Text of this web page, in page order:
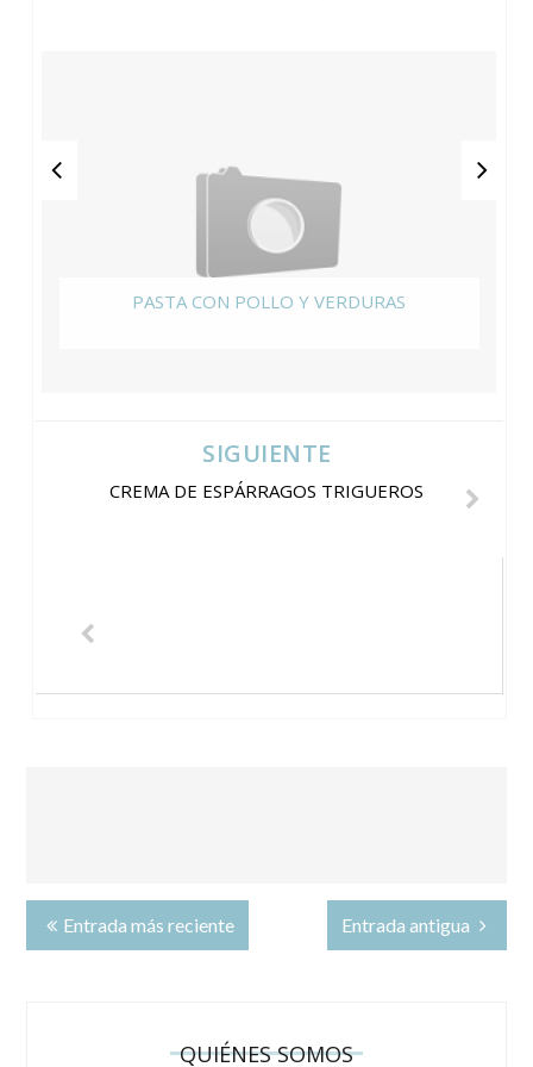
PASTA CON POLLO Y VERDURAS
SIGUIENTE
CREMA DE ESPÁRRAGOS TRIGUEROS
Entrada más reciente Entrada antigua
QUIÉNES SOMOS